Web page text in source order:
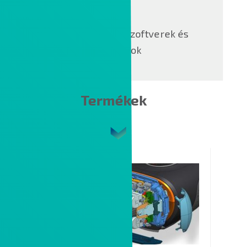
Infótár: díjmentes szoftverek és
tananyagok
Termékek